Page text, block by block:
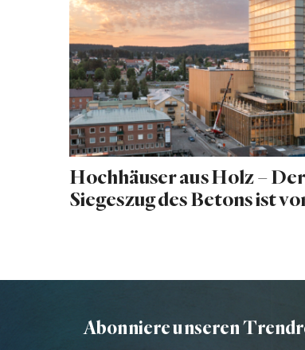
Hochhäuser aus Holz – Der
Siegeszug des Betons ist
Abonniere unseren